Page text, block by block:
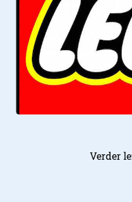
Verder